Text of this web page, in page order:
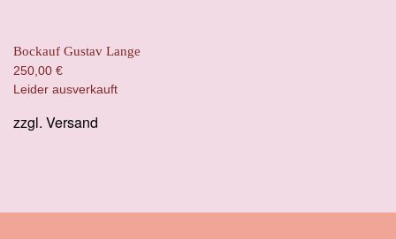
Bockauf Gustav Lange
250,00 €
Leider ausverkauft
zzgl. Versand